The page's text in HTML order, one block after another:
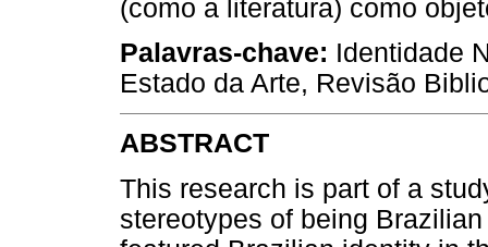
(como a literatura) como
Palavras-chave: Identidade
Estado da Arte, Revisão
ABSTRACT
This research is part of a
stereotypes of being